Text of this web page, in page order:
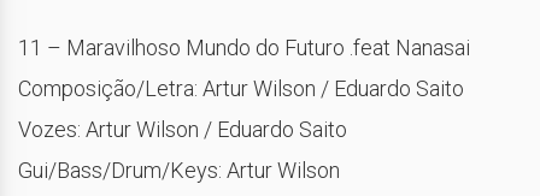
11 – Maravilhoso Mundo do Futuro .feat Nanasai
Composição/Letra: Artur Wilson / Eduardo Saito
Vozes: Artur Wilson / Eduardo Saito
Gui/Bass/Drum/Keys: Artur Wilson